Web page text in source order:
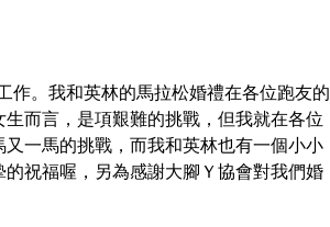
作。 我和英林的馬拉松婚禮在各位跑友的
而言，是項艱難的挑戰，但我就在各位
一馬的挑戰，而我和英林也有一個小小
祝福喔，另為感謝大腳Ｙ協會對我們婚